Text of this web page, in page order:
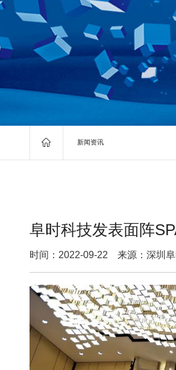
 新闻资讯
阜时科技发表面阵
时间：2022-09-22 来源：深圳阜